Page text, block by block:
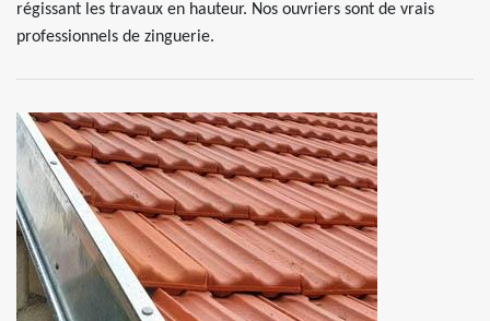
régissant les travaux en hauteur. Nos ouvriers sont de vrais
professionnels de zinguerie.